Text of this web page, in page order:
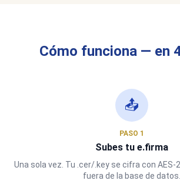
Cómo funciona — en
📤
PASO 1
Subes tu e.firma
Una sola vez. Tu .cer/.key se cifra con AES-
fuera de la base de datos.